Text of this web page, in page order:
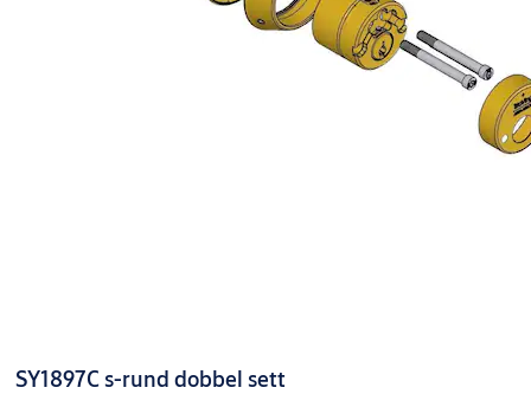
SY1897C s-rund dobbel sett